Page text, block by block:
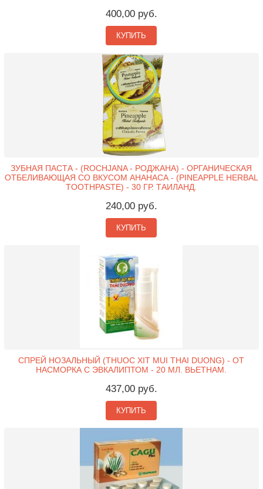
400,00 руб.
КУПИТЬ
ЗУБНАЯ ПАСТА - (ROCHJANA - РОДЖАНА) - ОРГАНИЧЕСКАЯ
ОТБЕЛИВАЮЩАЯ СО ВКУСОМ АНАНАСА - (PINEAPPLE HERBAL
TOOTHPASTE) - 30 ГР. ТАИЛАНД.
240,00 руб.
КУПИТЬ
СПРЕЙ НОЗАЛЬНЫЙ (THUOC XIT MUI THAI DUONG) - ОТ
НАСМОРКА С ЭВКАЛИПТОМ - 20 МЛ. ВЬЕТНАМ.
437,00 руб.
КУПИТЬ